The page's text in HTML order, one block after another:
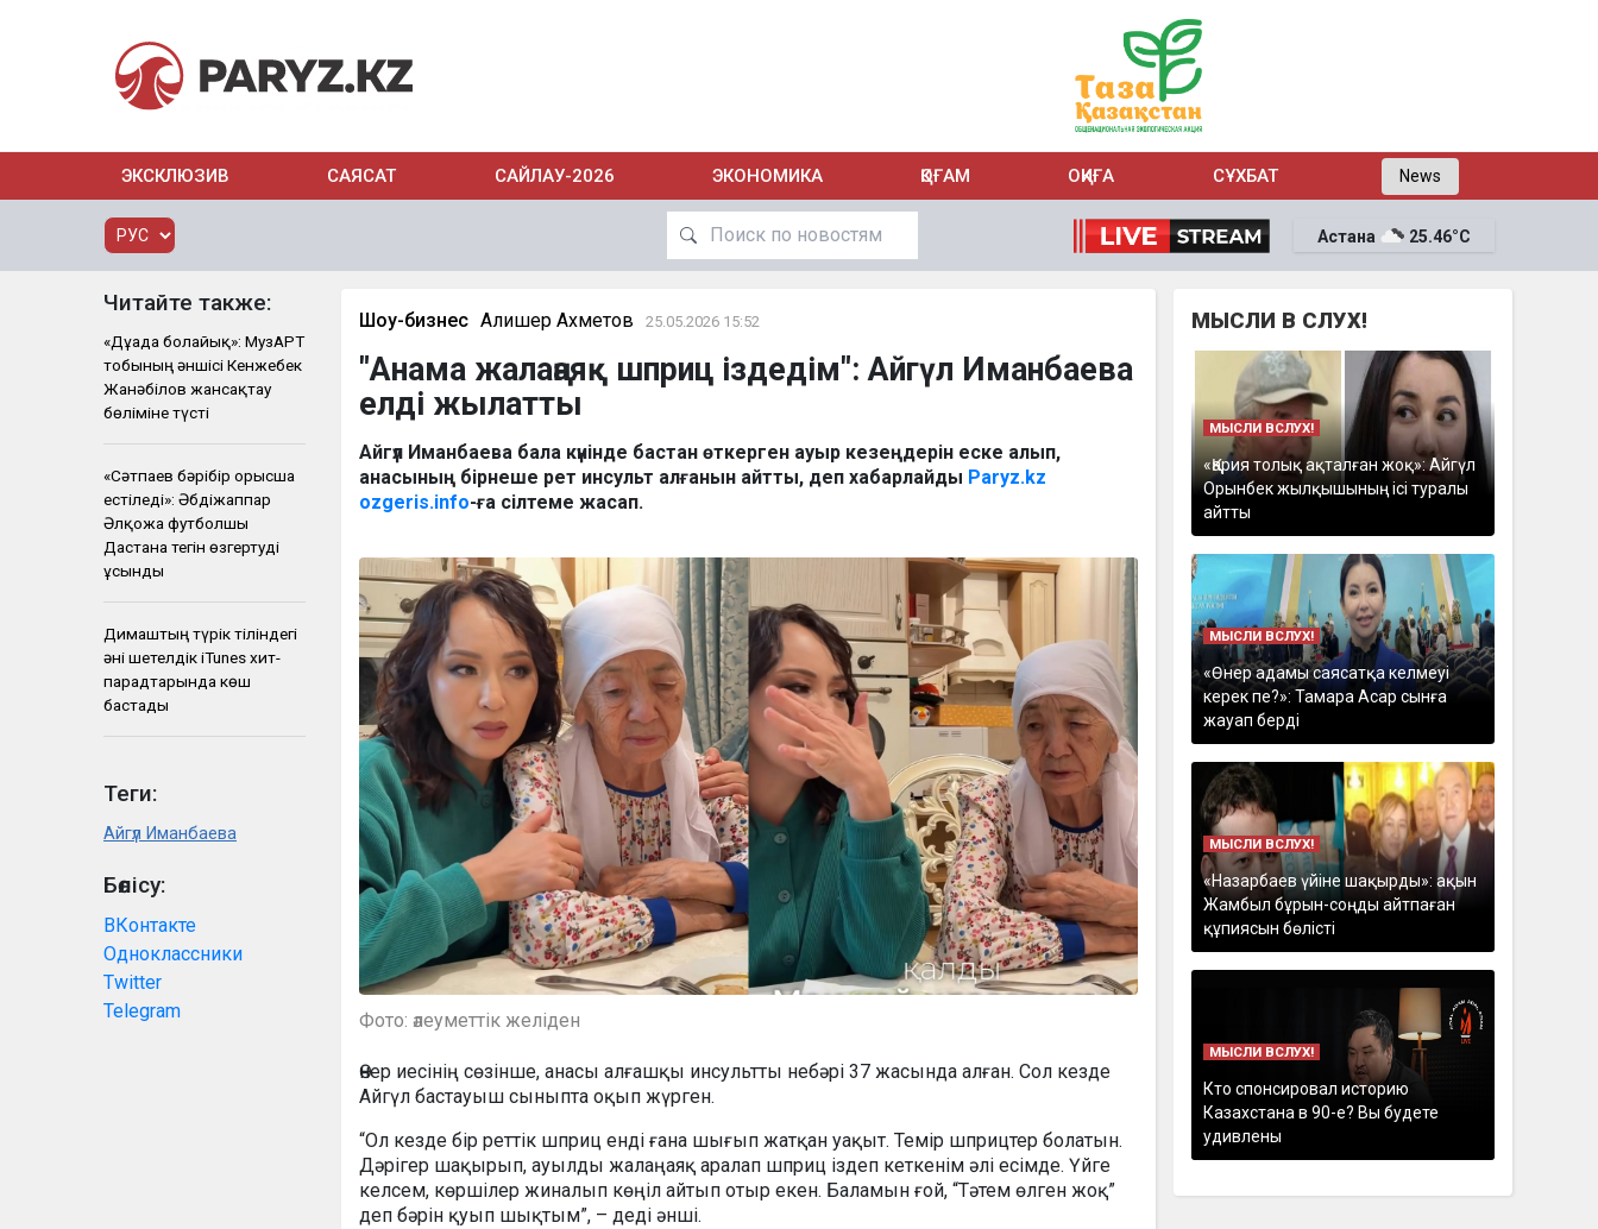
ЭКСКЛЮЗИВ САЯСАТ САЙЛАУ-2026 ЭКОНОМИКА ҚОҒАМ ОҚИҒА СҰХБАТ News
Астана 25.46°C
Читайте также:
«Дұғада болайық»: МузАРТ
тобының әншісі Кенжебек
Жанәбілов жансақтау
бөліміне түсті
«Сәтпаев бәрібір орысша
естіледі»: Әбдіжаппар
Әлқожа футболшы
Дастанға тегін өзгертуді
ұсынды
Димаштың түрік тіліндегі
әні шетелдік iTunes хит-
парадтарында көш
бастады
Теги:
Айгүл Иманбаева
Бөлісу:
ВКонтакте
Одноклассники
Twitter
Telegram
Шоу-бизнес Алишер Ахметов 25.05.2026 15:52
"Анама жалаңаяқ шприц іздедім": Айгүл Иманбаева
елді жылатты
Айгүл Иманбаева бала күнінде бастан өткерген ауыр кезеңдерін еске алып,
анасының бірнеше рет инсульт алғанын айтты, деп хабарлайды Paryz.kz
ozgeris.info-ға сілтеме жасап.
Фото: әлеуметтік желіден
Өнер иесінің сөзінше, анасы алғашқы инсультты небәрі 37 жасында алған. Сол кезде
Айгүл бастауыш сыныпта оқып жүрген.
“Ол кезде бір реттік шприц енді ғана шығып жатқан уақыт. Темір шприцтер болатын.
Дәрігер шақырып, ауылды жалаңаяқ аралап шприц іздеп кеткенім әлі есімде. Үйге
келсем, көршілер жиналып көңіл айтып отыр екен. Баламын ғой, “Тәтем өлген жоқ”
деп бәрін қуып шықтым”, – деді әнші.
МЫСЛИ В СЛУХ!
МЫСЛИ ВСЛУХ!
«Қария толық ақталған жоқ»: Айгүл
Орынбек жылқышының ісі туралы
айтты
МЫСЛИ ВСЛУХ!
«Өнер адамы саясатқа келмеуі
керек пе?»: Тамара Асар сынға
жауап берді
МЫСЛИ ВСЛУХ!
«Назарбаев үйіне шақырды»: ақын
Жамбыл бұрын-соңды айтпаған
құпиясын бөлісті
МЫСЛИ ВСЛУХ!
Кто спонсировал историю
Казахстана в 90-е? Вы будете
удивлены